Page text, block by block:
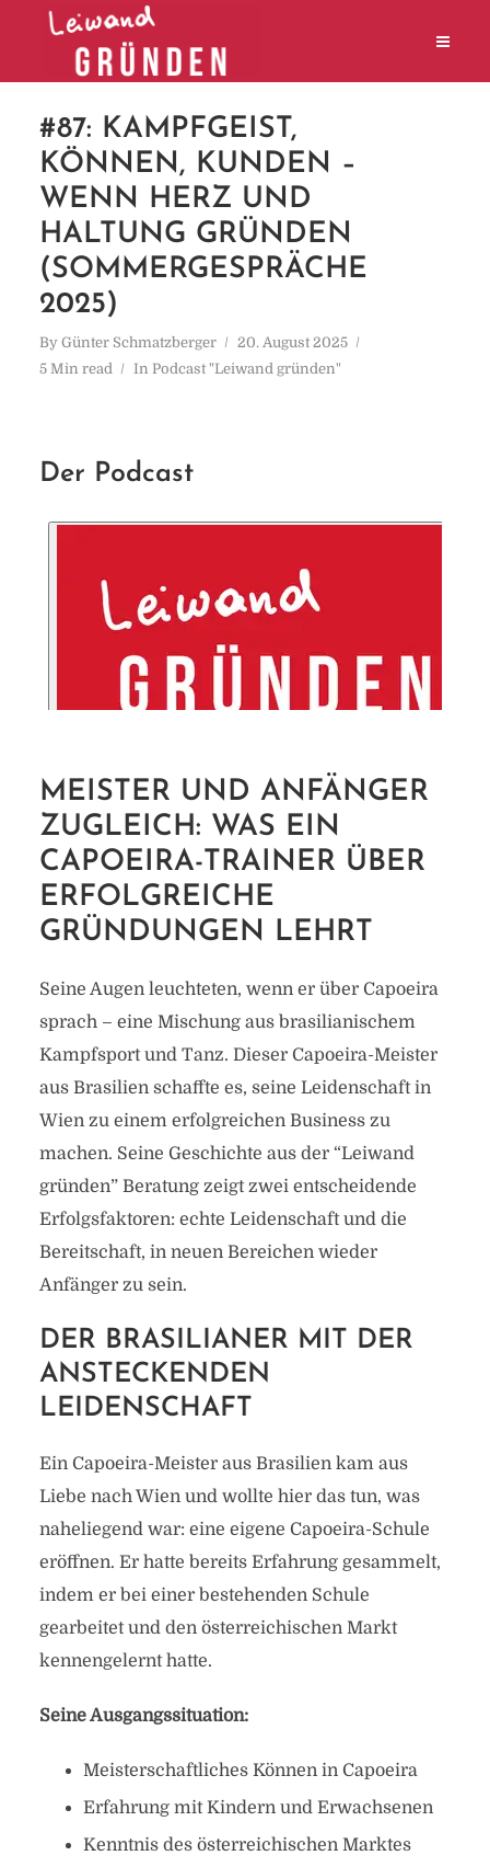
#87: KAMPFGEIST,
KÖNNEN, KUNDEN –
WENN HERZ UND
HALTUNG GRÜNDEN
(SOMMERGESPRÄCHE
2025)
By Günter Schmatzberger
20. August 2025
5 Min read
In Podcast "Leiwand gründen"
Der Podcast
MEISTER UND ANFÄNGER
ZUGLEICH: WAS EIN
CAPOEIRA-TRAINER ÜBER
ERFOLGREICHE
GRÜNDUNGEN LEHRT
Seine Augen leuchteten, wenn er über Capoeira
sprach – eine Mischung aus brasilianischem
Kampfsport und Tanz. Dieser Capoeira-Meister
aus Brasilien schaffte es, seine Leidenschaft in
Wien zu einem erfolgreichen Business zu
machen. Seine Geschichte aus der “Leiwand
gründen” Beratung zeigt zwei entscheidende
Erfolgsfaktoren: echte Leidenschaft und die
Bereitschaft, in neuen Bereichen wieder
Anfänger zu sein.
DER BRASILIANER MIT DER
ANSTECKENDEN
LEIDENSCHAFT
Ein Capoeira-Meister aus Brasilien kam aus
Liebe nach Wien und wollte hier das tun, was
naheliegend war: eine eigene Capoeira-Schule
eröffnen. Er hatte bereits Erfahrung gesammelt,
indem er bei einer bestehenden Schule
gearbeitet und den österreichischen Markt
kennengelernt hatte.
Seine Ausgangssituation:
Meisterschaftliches Können in Capoeira
Erfahrung mit Kindern und Erwachsenen
Kenntnis des österreichischen Marktes